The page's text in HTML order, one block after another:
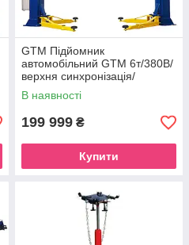
GTM Підйомник
автомобільний GTM 6т/380В/
верхня синхронізація/
мех.замки
В наявності
199 999 ₴
Купити